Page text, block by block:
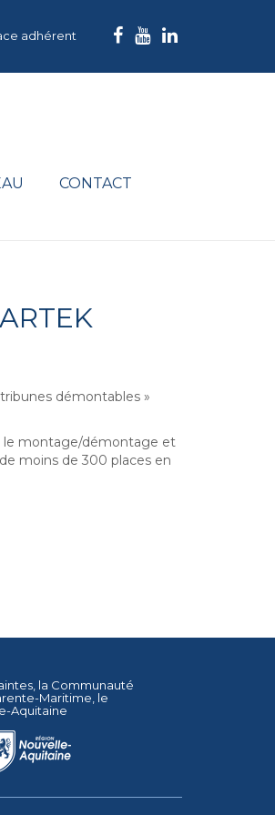
adhérent
CONTACT
démontables »
le montage/démontage et
moins de 300 places en
, la Communauté
Maritime , le
Aquitaine